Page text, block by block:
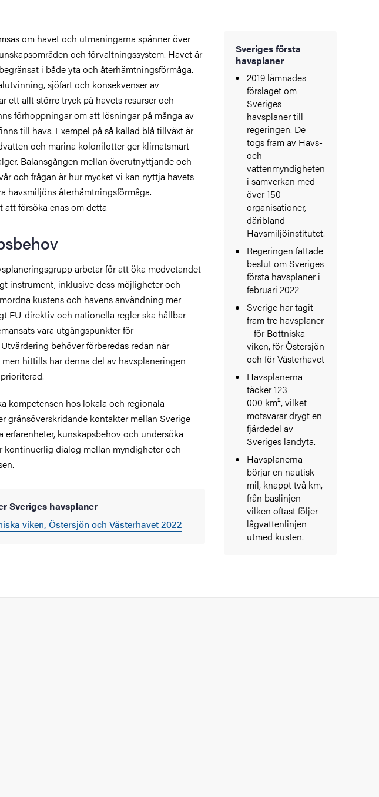
om havet och utmaningarna spänner över
och förvaltningssystem. Havet är
i både yta och återhämtningsförmåga.
sjöfart och konsekvenser av
ett allt större tryck på havets resurser och
förhoppningar om att lösningar på många av
till havs. Exempel på så kallad blå tillväxt är
och marina kolonilotter ger klimatsmart
Balansgången mellan överutnyttjande och
och frågan är hur mycket vi kan nyttja havets
havsmiljöns återhämtningsförmåga.
att försöka enas om detta
arbetar för att öka medvetandet
instrument, inklusive dess möjligheter och
kustens och havens användning mer
EU-direktiv och nationella regler ska hållbar
vara utgångspunkter för
behöver förberedas redan när
hittills har denna del av havsplaneringen
kompetensen hos lokala och regionala
gränsöverskridande kontakter mellan Sverige
erfarenheter, kunskapsbehov och undersöka
kontinuerlig dialog mellan myndigheter och
Sveriges havsplaner
viken, Östersjön och Västerhavet 2022
Sveriges första
havsplaner
2019 lämnades
förslaget om
Sveriges
havsplaner till
regeringen. De
togs fram av Havs-
och
vattenmyndigheten
i samverkan med
över 150
organisationer,
däribland
Havsmiljöinstitutet.
Regeringen fattade
beslut om Sveriges
första havsplaner i
februari 2022
Sverige har tagit
fram tre havsplaner
– för Bottniska
viken, för Östersjön
och för Västerhavet
Havsplanerna
täcker 123
000 km², vilket
motsvarar drygt en
fjärdedel av
Sveriges landyta.
Havsplanerna
börjar en nautisk
mil, knappt två km,
från baslinjen -
vilken oftast följer
lågvattenlinjen
utmed kusten.